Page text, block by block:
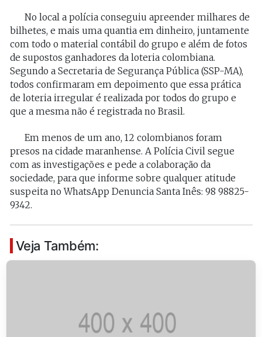
No local a polícia conseguiu apreender milhares de
bilhetes, e mais uma quantia em dinheiro, juntamente
com todo o material contábil do grupo e além de fotos
de supostos ganhadores da loteria colombiana.
Segundo a Secretaria de Segurança Pública (SSP-MA),
todos confirmaram em depoimento que essa prática
de loteria irregular é realizada por todos do grupo e
que a mesma não é registrada no Brasil.
Em menos de um ano, 12 colombianos foram
presos na cidade maranhense. A Polícia Civil segue
com as investigações e pede a colaboração da
sociedade, para que informe sobre qualquer atitude
suspeita no WhatsApp Denuncia Santa Inês: 98 98825-
9342.
Veja Também: